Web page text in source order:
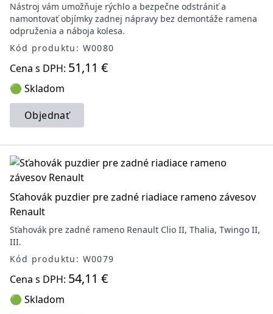
Nástroj vám umožňuje rýchlo a bezpečne odstrániť a
namontovať objímky zadnej nápravy bez demontáže ramena
odpruženia a náboja kolesa.
Kód produktu: W0080
Cena s DPH: 51,11 €
🟢 Skladom
Objednať
Sťahovák puzdier pre zadné riadiace rameno závesov
Renault
Sťahovák pre zadné rameno Renault Clio II, Thalia, Twingo II,
III.
Kód produktu: W0079
Cena s DPH: 54,11 €
🟢 Skladom